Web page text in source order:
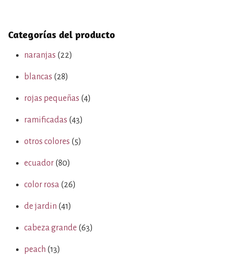
Categorías del producto
naranjas (22)
blancas (28)
rojas pequeñas (4)
ramificadas (43)
otros colores (5)
ecuador (80)
color rosa (26)
de jardin (41)
cabeza grande (63)
peach (13)